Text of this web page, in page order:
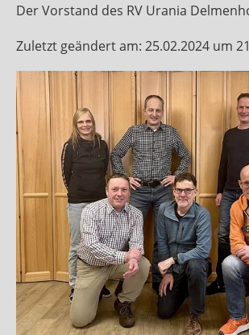
Der Vorstand des RV Urania
Zuletzt geändert am: 25.02.2024 um